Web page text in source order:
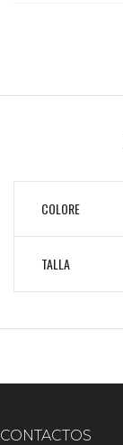
COLORE
TALLA
CONTACTOS